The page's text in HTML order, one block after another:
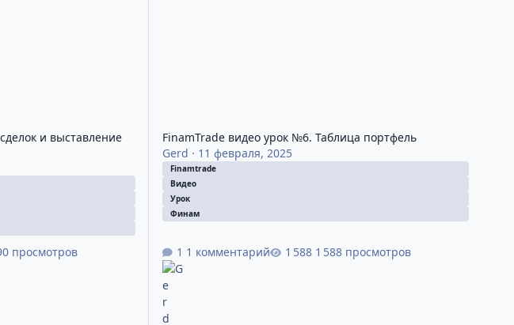
и выставление
просмотров
FinamTrade видео урок №6. Таблица портфель
Gerd · 11 февраля, 2025
Finamtrade
Видео
Урок
Финам
1 комментарий 1 588 просмотров